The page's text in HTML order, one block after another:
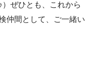
ぜひとも、これから
仲間として、ご一緒い